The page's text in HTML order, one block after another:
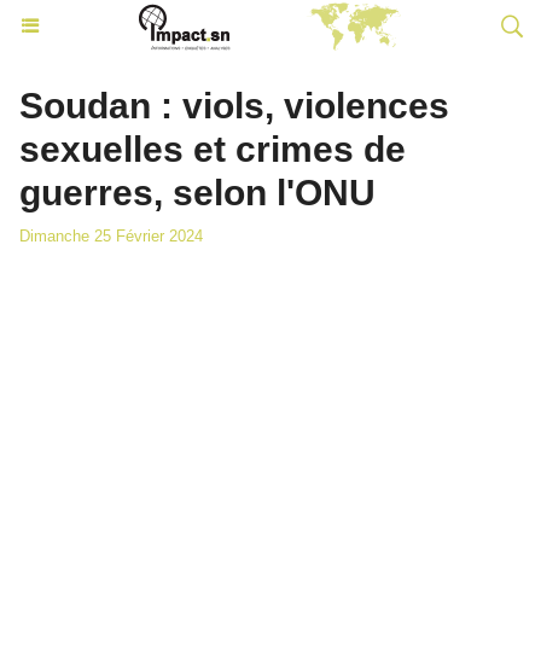
Soudan : viols, violences
sexuelles et crimes de
guerres, selon l'ONU
Dimanche 25 Février 2024